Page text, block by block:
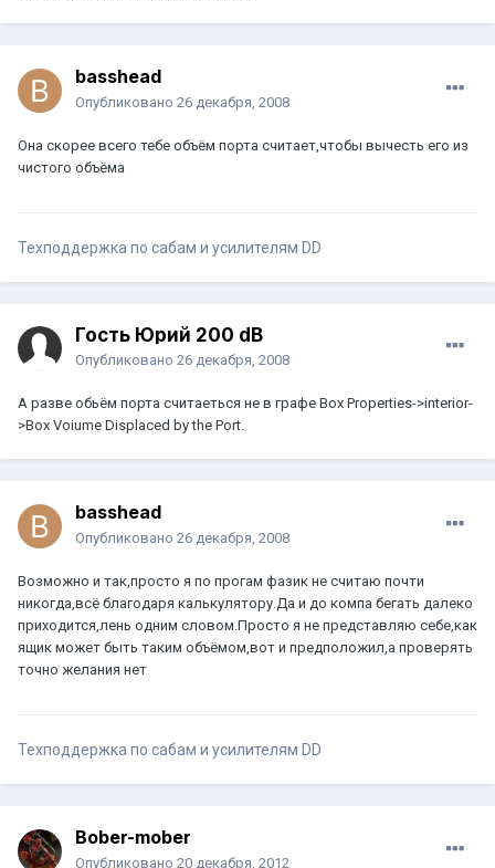
basshead
Опубликовано 26 декабря, 2008
Она скорее всего тебе объём порта считает,чтобы вычесть его из
чистого объёма
Техподдержка по сабам и усилителям DD
Гость Юрий 200 dB
Опубликовано 26 декабря, 2008
А разве обьём порта считаеться не в графе Box Properties->interior-
>Box Voiume Displaced by the Port.
basshead
Опубликовано 26 декабря, 2008
Возможно и так,просто я по прогам фазик не считаю почти
никогда,всё благодаря калькулятору.Да и до компа бегать далеко
приходится,лень одним словом.Просто я не представляю себе,как
ящик может быть таким объёмом,вот и предположил,а проверять
точно желания нет
Техподдержка по сабам и усилителям DD
Bober-mober
Опубликовано 20 декабря, 2012